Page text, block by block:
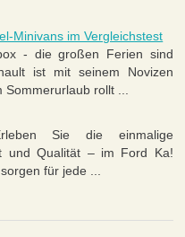
Minivans im Vergleichstest
- die großen Ferien sind
ist mit seinem Novizen
Sommerurlaub rollt ...
Sie die einmalige
und Qualität – im Ford Ka!
für jede ...